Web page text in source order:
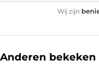
Wij zijn
Anderen bekeken